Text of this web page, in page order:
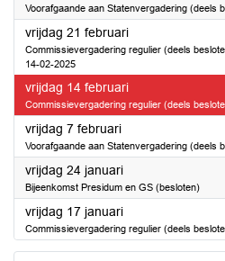
Voorafgaande aan Statenvergadering (deels
vrijdag 21 februari2025
Commissievergadering regulier (deels
14-02-2025
vrijdag 14 februari2025
Commissievergadering regulier (deels
vrijdag 7 februari2025
Voorafgaande aan Statenvergadering (deels
vrijdag 24 januari2025
Bijeenkomst Presidum en GS (besloten)
vrijdag 17 januari2025
Commissievergadering regulier (deels